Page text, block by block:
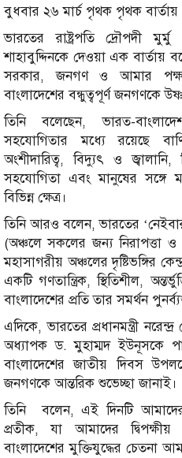
বুধবার ২৬ মার্চ পৃথক পৃথক বার্তায়
ভারতের রাষ্ট্রপতি দ্রৌপদী মুর্মু
শাহাবুদ্দিনকে দেওয়া এক বার্তায়
সরকার, জনগণ ও আমার
বাংলাদেশের বন্ধুত্বপূর্ণ জনগণকে
তিনি বলেছেন, ভারত-
সহযোগিতার মধ্যে রয়েছে
অংশীদারিত্ব, বিদ্যুৎ ও জ্বালানি,
সহযোগিতা এবং মানুষের সঙ্গে
বিভিন্ন ক্ষেত্র।
তিনি আরও বলেন, ভারতের
(অঞ্চলে সকলের জন্য নিরাপত্তা ও
মহাসাগরীয় অঞ্চলের দৃষ্টিভঙ্গির
একটি গণতান্ত্রিক, স্থিতিশীল,
বাংলাদেশের প্রতি তার সমর্থন
এদিকে, ভারতের প্রধানমন্ত্রী
অধ্যাপক ড. মুহাম্মদ ইউনূসকে
বাংলাদেশের জাতীয় দিবস
জনগণকে আন্তরিক শুভেচ্ছা জানাই।
তিনি বলেন, এই দিনটি
প্রতীক, যা আমাদের
বাংলাদেশের মুক্তিযুদ্ধের চেতনা